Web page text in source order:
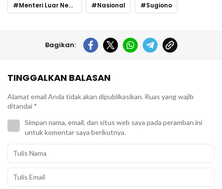
Menteri Luar Negeri Nasional Sugiono
Bagikan:
TINGGALKAN BALASAN
Alamat email Anda tidak akan dipublikasikan. Ruas yang wajib
ditandai *
Simpan nama, email, dan situs web saya pada peramban ini
untuk komentar saya berikutnya.